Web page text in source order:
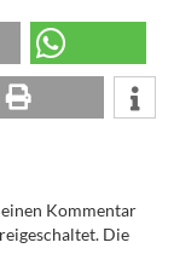
Kommentar
Die